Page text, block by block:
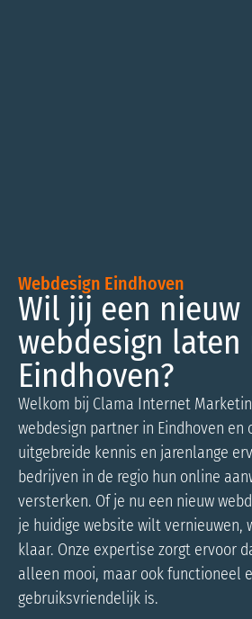
Webdesign Eindhoven
Wil jij een nieuw
webdesign laten
Eindhoven?
Welkom bij Clama Internet
webdesign partner in Eindhoven en
uitgebreide kennis en jarenlange
bedrijven in de regio hun online
versterken. Of je nu een nieuw
je huidige website wilt vernieuwen,
klaar. Onze expertise zorgt ervoor
alleen mooi, maar ook functioneel
gebruiksvriendelijk is.